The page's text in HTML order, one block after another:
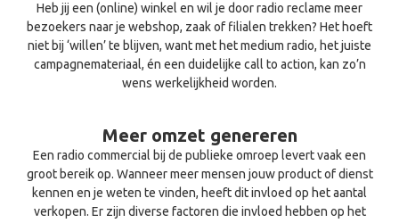
Heb jij een (online) winkel en wil je door radio reclame meer
bezoekers naar je webshop, zaak of filialen trekken? Het hoeft
niet bij ‘willen’ te blijven, want met het medium radio, het juiste
campagnemateriaal, én een duidelijke call to action, kan zo’n
wens werkelijkheid worden.
Meer omzet genereren
Een radio commercial bij de publieke omroep levert vaak een
groot bereik op. Wanneer meer mensen jouw product of dienst
kennen en je weten te vinden, heeft dit invloed op het aantal
verkopen. Er zijn diverse factoren die invloed hebben op het